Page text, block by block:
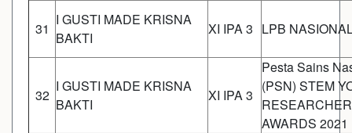
31
I GUSTI MADE KRISNA
BAKTI
XI IPA 3 LPB
32
I GUSTI MADE KRISNA
BAKTI
XI IPA 3
Pesta Sains
(PSN) STEM
RESEARCHER
AWARDS 2021